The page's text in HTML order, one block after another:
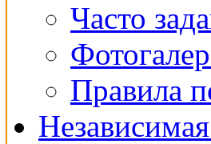
Часто
Правила